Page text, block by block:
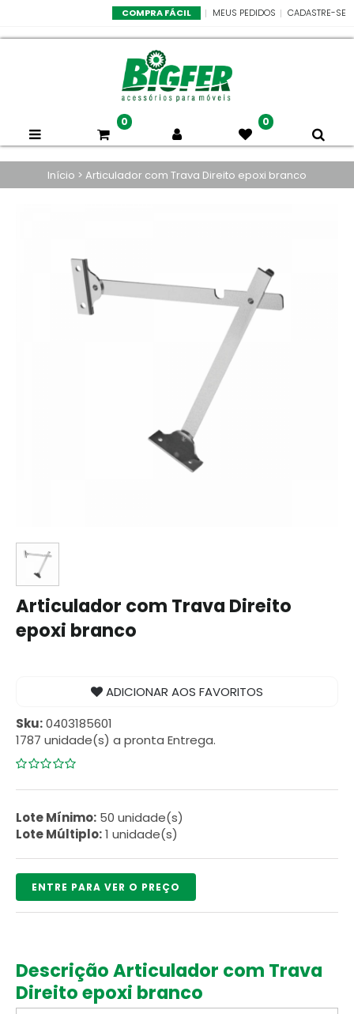
CADASTRE-SE
MEUS PEDIDOS
COMPRA FÁCIL
0 0
Início > Articulador com Trava Direito epoxi branco
Articulador com Trava Direito
epoxi branco
ADICIONAR AOS FAVORITOS
Sku:0403185601
1787 unidade(s) a pronta Entrega.
de
reviews
Lote Mínimo: 50 unidade(s)
Lote Múltiplo:1 unidade(s)
ENTRE PARA VER O PREÇO
Descrição Articulador com Trava
Direito epoxi branco